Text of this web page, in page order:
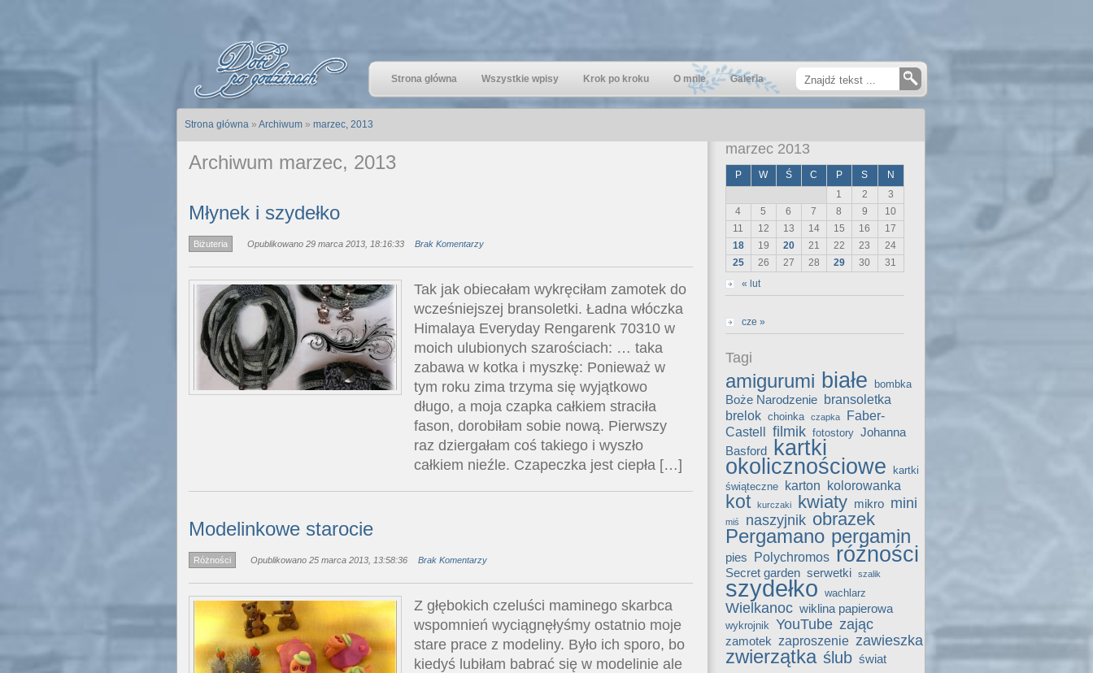
Strona główna Wszystkie wpisy Krok po kroku O mnie Galeria
Strona główna» Archiwum» marzec, 2013
Archiwum marzec, 2013
Młynek i szydełko
Biżuteria Opublikowano 29 marca 2013, 18:16:33 Brak Komentarzy
Tak jak obiecałam wykręciłam zamotek do
wcześniejszej bransoletki. Ładna włóczka
Himalaya Everyday Rengarenk 70310 w
moich ulubionych szarościach: … taka
zabawa w kotka i myszkę: Ponieważ w
tym roku zima trzyma się wyjątkowo
długo, a moja czapka całkiem straciła
fason, dorobiłam sobie nową. Pierwszy
raz dziergałam coś takiego i wyszło
całkiem nieźle. Czapeczka jest ciepła […]
Modelinkowe starocie
Różności Opublikowano 25 marca 2013, 13:58:36 Brak Komentarzy
Z głębokich czeluści maminego skarbca
wspomnień wyciągnęłyśmy ostatnio moje
stare prace z modeliny. Było ich sporo, bo
kiedyś lubiłam babrać się w modelinie ale
marzec 2013
P W Ś C P S
N
1
2
3
4
5 6 7 8 9
10
11
12 13 14 15 16
17
18
19 20 21 22 23
24
25
26 27 28 29 30
31
« lut
cze »
Tagi
amigurumi białe bombka
Boże Narodzenie bransoletka
brelok choinka czapka
Faber-
Castell filmik fotostory Johanna
Basford
kartki
okolicznościowe
kartki
świąteczne
karton kolorowanka
kot kurczaki kwiaty mikro mini
miś naszyjnik obrazek
Pergamano pergamin
pies Polychromos różności
Secret garden serwetki szalik
szydełko wachlarz
Wielkanoc wiklina papierowa
wykrojnik YouTube zając
zamotek zaproszenie zawieszka
zwierzątka ślub świat